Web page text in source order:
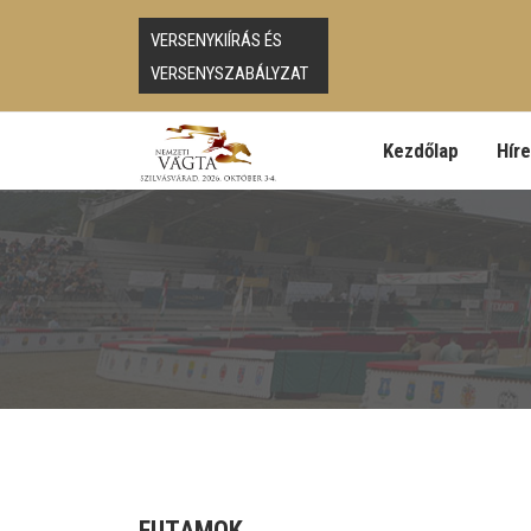
VERSENYKIÍRÁS ÉS
VERSENYSZABÁLYZAT
Kezdőlap